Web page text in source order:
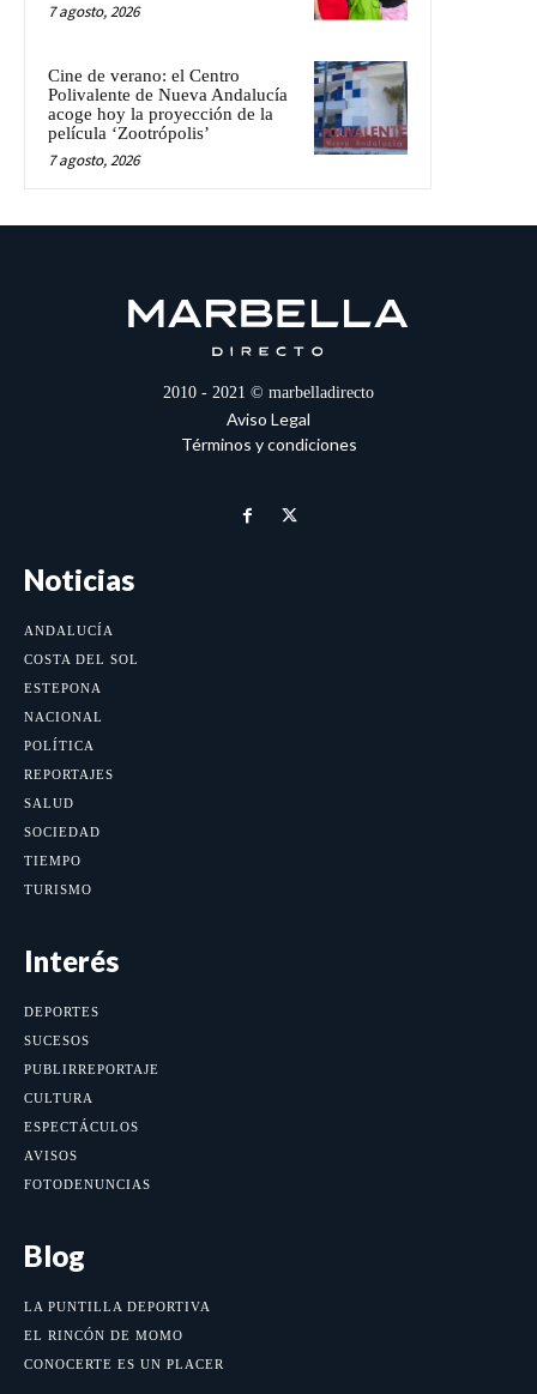
7 agosto, 2026
Cine de verano: el Centro
Polivalente de Nueva Andalucía
acoge hoy la proyección de la
película ‘Zootrópolis’
7 agosto, 2026
2010 - 2021 © marbelladirecto
Aviso Legal
Términos y condiciones
Noticias
ANDALUCÍA
COSTA DEL SOL
ESTEPONA
NACIONAL
POLÍTICA
REPORTAJES
SALUD
SOCIEDAD
TIEMPO
TURISMO
Interés
DEPORTES
SUCESOS
PUBLIRREPORTAJE
CULTURA
ESPECTÁCULOS
AVISOS
FOTODENUNCIAS
Blog
LA PUNTILLA DEPORTIVA
EL RINCÓN DE MOMO
CONOCERTE ES UN PLACER